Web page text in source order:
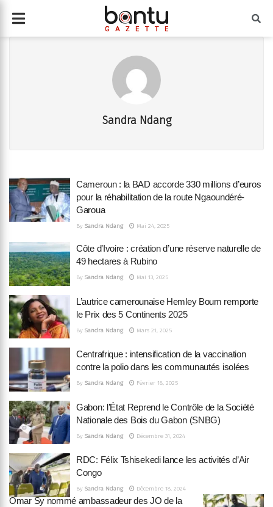
Sandra Ndang
Cameroun : la BAD accorde 330 millions d’euros
pour la réhabilitation de la route Ngaoundéré-
Garoua
By Sandra Ndang Mai 24, 2025
Côte d’Ivoire : création d’une réserve naturelle de
49 hectares à Rubino
By Sandra Ndang Mai 13, 2025
L’autrice camerounaise Hemley Boum remporte
le Prix des 5 Continents 2025
By Sandra Ndang Mars 21, 2025
Centrafrique : intensification de la vaccination
contre la polio dans les communautés isolées
By Sandra Ndang Février 18, 2025
Gabon: l’État Reprend le Contrôle de la Société
Nationale des Bois du Gabon (SNBG)
By Sandra Ndang Décembre 31, 2024
RDC: Félix Tshisekedi lance les activités d’Air
Congo
By Sandra Ndang Décembre 18, 2024
Omar Sy nommé ambassadeur des JO de la